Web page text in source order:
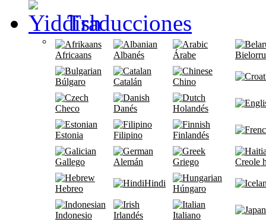
Traducciones
Africaans Albanés Árabe
Búlgaro Catalán Chino
Checo Danés Holandés
Estonia Filipino Finlandés
Gallego Alemán Griego Creole
Hebreo
Hindi
Húngaro
Indonesio Irlandés Italiano